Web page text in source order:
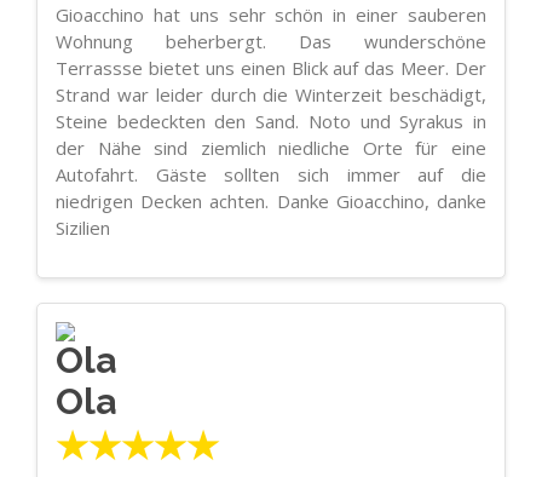
Gioacchino hat uns sehr schön in einer sauberen
Wohnung beherbergt. Das wunderschöne
Terrassse bietet uns einen Blick auf das Meer. Der
Strand war leider durch die Winterzeit beschädigt,
Steine bedeckten den Sand. Noto und Syrakus in
der Nähe sind ziemlich niedliche Orte für eine
Autofahrt. Gäste sollten sich immer auf die
niedrigen Decken achten. Danke Gioacchino, danke
Sizilien
Ola
★★★★★